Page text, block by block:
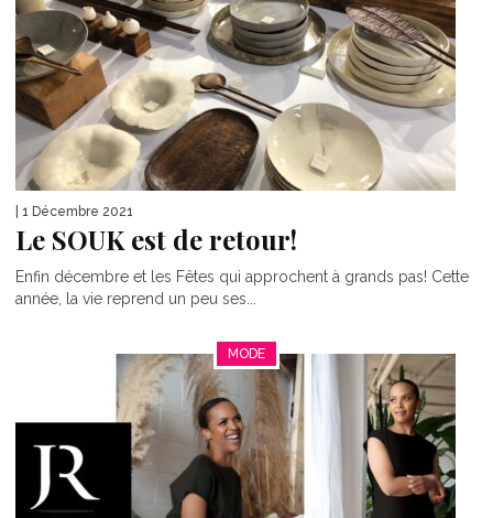
| 1 Décembre 2021
Le SOUK est de retour!
Enfin décembre et les Fêtes qui approchent à grands pas! Cette
année, la vie reprend un peu ses...
MODE